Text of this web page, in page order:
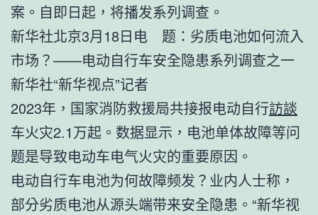
案。自即日起，将播发系列调查。
新华社北京3月18日电 题：劣质电池如何流入
市场？——电动自行车安全隐患系列调查之一
新华社“新华视点”记者
2023年，国家消防救援局共接报电动自行訪談
车火灾2.1万起。数据显示，电池单体故障等问
题是导致电动车电气火灾的重要原因。
电动自行车电池为何故障频发？业内人士称，
部分劣质电池从源头端带来安全隐患。“新华视